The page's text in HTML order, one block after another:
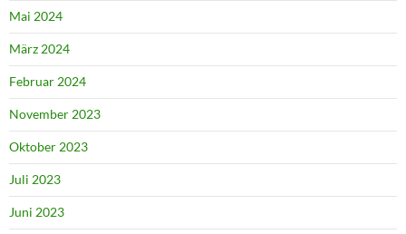
Mai 2024
März 2024
Februar 2024
November 2023
Oktober 2023
Juli 2023
Juni 2023